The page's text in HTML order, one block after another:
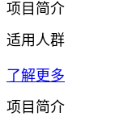
项目简介
适用人群
了解更多
项目简介